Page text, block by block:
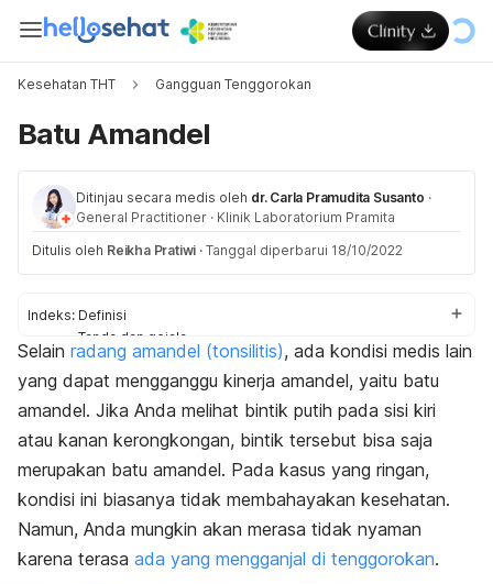
Kesehatan THT Gangguan Tenggorokan
Batu Amandel
Ditinjau secara medis oleh dr. Carla Pramudita Susanto ·
General Practitioner · Klinik Laboratorium Pramita
Ditulis oleh Reikha Pratiwi · Tanggal diperbarui 18/10/2022
Indeks: Definisi
Tanda dan gejala
Penyebab
Diagnosis
Pengobatan
Pencegahan
Kapan ke dokter?
Selain radang amandel (tonsilitis), ada kondisi medis lain
yang dapat mengganggu kinerja amandel, yaitu batu
amandel. Jika Anda melihat bintik putih pada sisi kiri
atau kanan kerongkongan, bintik tersebut bisa saja
merupakan batu amandel. Pada kasus yang ringan,
kondisi ini biasanya tidak membahayakan kesehatan.
Namun, Anda mungkin akan merasa tidak nyaman
karena terasa ada yang mengganjal di tenggorokan.